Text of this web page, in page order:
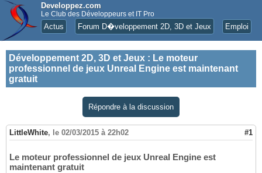
Developpez.com
Le Club des Développeurs et IT Pro
Actus Forum D�veloppement 2D, 3D et Jeux Emploi
Développement 2D, 3D et Jeux : Le moteur
professionnel de jeux Unreal Engine est maintenant
gratuit
Répondre à la discussion
LittleWhite, le 02/03/2015 à 22h02 #1
Le moteur professionnel de jeux Unreal Engine est
maintenant gratuit